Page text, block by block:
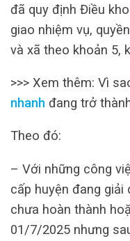
đã quy định Điều
giao nhiệm vụ,
và xã theo khoản 5,
>>> Xem thêm: Vì
nhanh đang trở
Theo đó:
– Với những công
cấp huyện đang
chưa hoàn thành
01/7/2025 nhưng